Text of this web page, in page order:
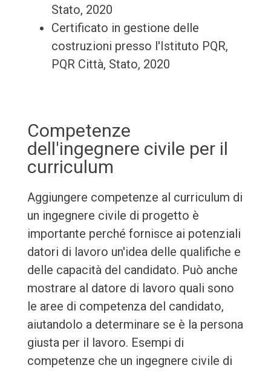
Stato, 2020
Certificato in gestione delle
costruzioni presso l'Istituto PQR,
PQR Città, Stato, 2020
Competenze
dell'ingegnere civile per il
curriculum
Aggiungere competenze al curriculum di
un ingegnere civile di progetto è
importante perché fornisce ai potenziali
datori di lavoro un'idea delle qualifiche e
delle capacità del candidato. Può anche
mostrare al datore di lavoro quali sono
le aree di competenza del candidato,
aiutandolo a determinare se è la persona
giusta per il lavoro. Esempi di
competenze che un ingegnere civile di